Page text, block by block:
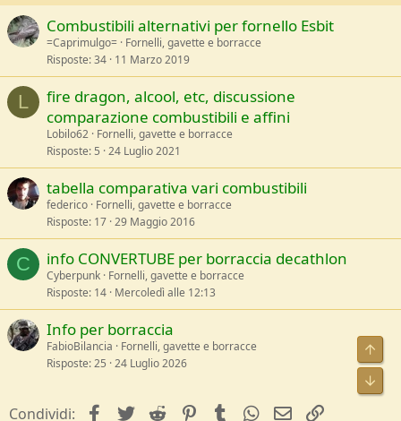
Combustibili alternativi per fornello Esbit
=Caprimulgo=
Fornelli, gavette e borracce
Risposte 34 11 Marzo 2019
L
fire dragon, alcool, etc, discussione
comparazione combustibili e affini
Lobilo62 Fornelli, gavette e borracce
Risposte 5 24 Luglio 2021
tabella comparativa vari combustibili
federico Fornelli, gavette e borracce
Risposte 17 29 Maggio 2016
C info CONVERTUBE per borraccia decathlon
Cyberpunk Fornelli, gavette e borracce
Risposte 14 Mercoledì alle 12:13
Info per borraccia
FabioBilancia
Fornelli, gavette e borracce
Risposte 25 24 Luglio 2026
Condividi: facebookTwitterReddit PinterestTumblrWhatsApp
e-mail